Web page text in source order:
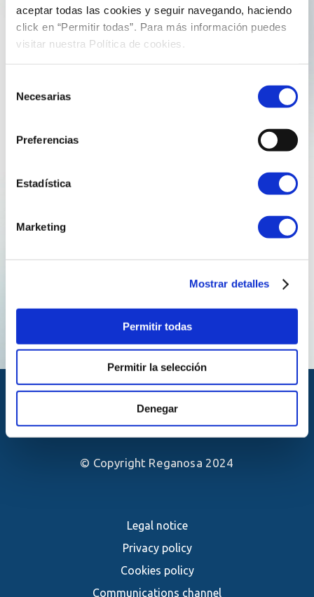
aceptar todas las cookies y seguir navegando, haciendo
click en “Permitir todas”. Para más información puedes
visitar nuestra Política de cookies.
Necesarias
Preferencias
Estadística
Marketing
Mostrar detalles
Permitir todas
Permitir la selección
Denegar
From energy efficiency to global
research: Manuel López Ferreiro
publishes in Expert Systems
Today we would like to share some news that reinforces
Reganosa Servicios’ commitment to knowledge,
of Energy Efficiency, Manuel Ángel López Ferreiro, has
been published as the lead author in the scientific
Legal notice
Privacy policy
Cookies policy
Communications channel
© Copyright Reganosa 2024